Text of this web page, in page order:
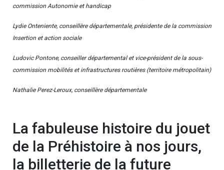
commission Autonomie et handicap
Lydie Onteniente, conseillère départementale, présidente de la commission
Insertion et action sociale
Ludovic Pontone, conseiller départemental et vice-président de la sous-
commission mobilités et infrastructures routières (territoire métropolitain)
Nathalie Perez-Leroux, conseillère départementale
La fabuleuse histoire du jouet
de la Préhistoire à nos jours,
la billetterie de la future